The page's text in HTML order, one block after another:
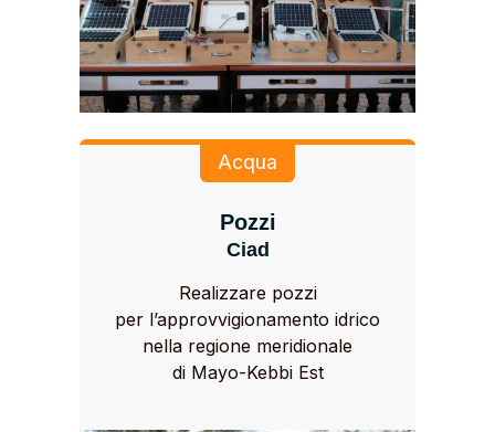
Acqua
Pozzi
Ciad
Realizzare pozzi
per l’approvvigionamento idrico
nella regione meridionale
di Mayo-Kebbi Est